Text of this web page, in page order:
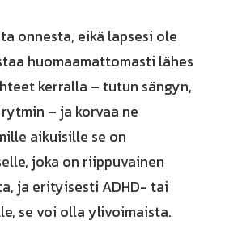
onnesta, eikä lapsesi ole
huomaamattomasti lähes
kerralla – tutun sängyn,
– ja korvaa ne
aikuisille se on
joka on riippuvainen
ja erityisesti ADHD- tai
se voi olla ylivoimaista.